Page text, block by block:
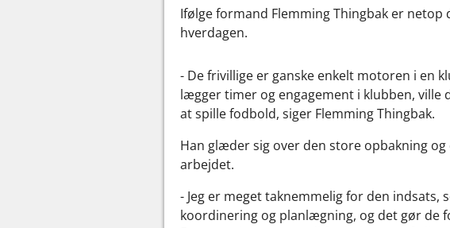
Ifølge formand Flemming Thingbak er
hverdagen.
- De frivillige er ganske enkelt motoren i en
lægger timer og engagement i klubben, ville
at spille fodbold, siger Flemming Thingbak.
Han glæder sig over den store opbakning
arbejdet.
- Jeg er meget taknemmelig for den
koordinering og planlægning, og det gør de